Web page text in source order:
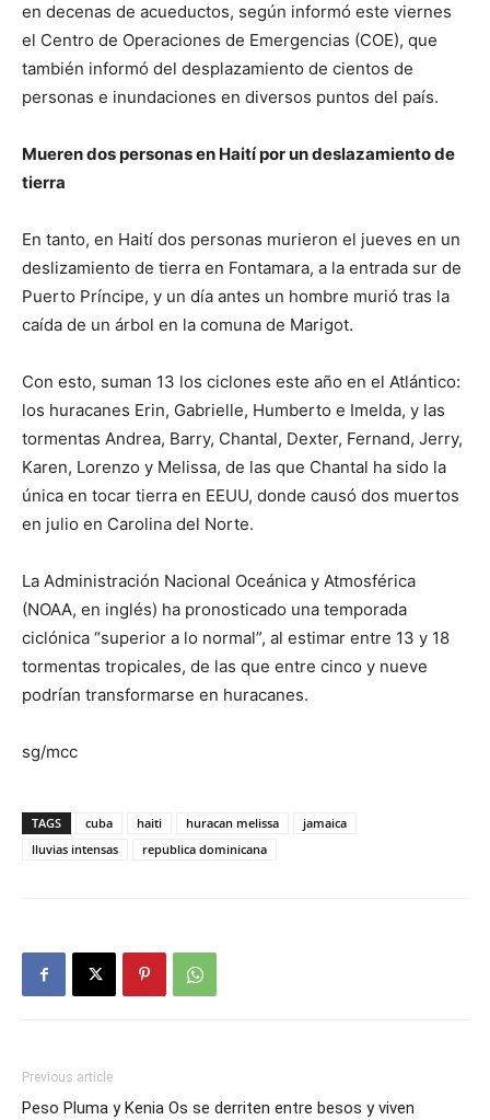
en decenas de acueductos, según informó este viernes
el Centro de Operaciones de Emergencias (COE), que
también informó del desplazamiento de cientos de
personas e inundaciones en diversos puntos del país.
Mueren dos personas en Haití por un deslazamiento de
tierra
En tanto, en Haití dos personas murieron el jueves en un
deslizamiento de tierra en Fontamara, a la entrada sur de
Puerto Príncipe, y un día antes un hombre murió tras la
caída de un árbol en la comuna de Marigot.
Con esto, suman 13 los ciclones este año en el Atlántico:
los huracanes Erin, Gabrielle, Humberto e Imelda, y las
tormentas Andrea, Barry, Chantal, Dexter, Fernand, Jerry,
Karen, Lorenzo y Melissa, de las que Chantal ha sido la
única en tocar tierra en EEUU, donde causó dos muertos
en julio en Carolina del Norte.
La Administración Nacional Oceánica y Atmosférica
(NOAA, en inglés) ha pronosticado una temporada
ciclónica “superior a lo normal”, al estimar entre 13 y 18
tormentas tropicales, de las que entre cinco y nueve
podrían transformarse en huracanes.
sg/mcc
TAGS cuba haiti huracan melissa
jamaica
lluvias intensas
republica dominicana
Previous article
Peso Pluma y Kenia Os se derriten entre besos y viven